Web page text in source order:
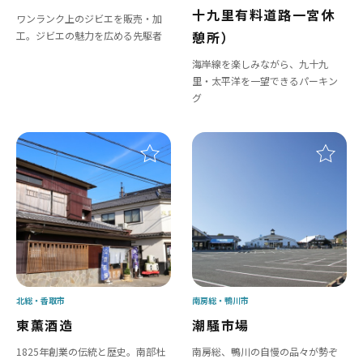
ワンランク上のジビエを販売・加
工。ジビエの魅力を広める先駆者
十九里有料道路一宮休
憩所）
海岸線を楽しみながら、九十九
里・太平洋を一望できるパーキン
グ
東薫酒造
1825年創業の伝統と歴史。南部杜
北総 香取市
潮騒市場
南房総、鴨川の自慢の品々が勢ぞ
南房総 鴨川市